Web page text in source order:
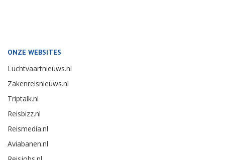
ONZE WEBSITES
Luchtvaartnieuws.nl
Zakenreisnieuws.nl
Triptalk.nl
Reisbizz.nl
Reismedia.nl
Aviabanen.nl